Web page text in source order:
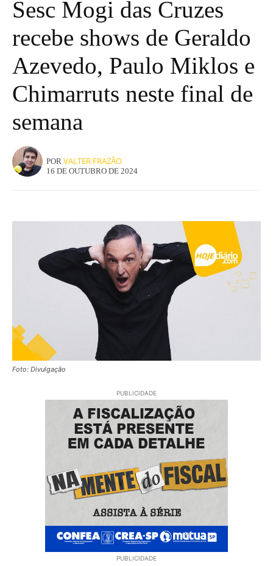
Sesc Mogi das Cruzes
recebe shows de Geraldo
Azevedo, Paulo Miklos e
Chimarruts neste final de
semana
POR VALTER FRAZÃO
16 DE OUTUBRO DE 2024
Foto: Divulgação
PUBLICIDADE
PUBLICIDADE